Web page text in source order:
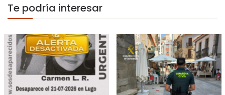
Te podría interesar